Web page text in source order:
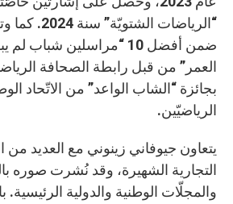
“الرياضات
ضمن أفضل 10 “مراسلين شباب
العمر” من قبل رابطة الصحافة
بجائزة “الشاب الواعد” من الاتّحاد
الرياضيّين.
يتعاون جيوفاني زينوني مع العديد من
التجارية الشهيرة، وقد نُشرت صوره
والمجلّات الوطنية والدولية الرئيسية.